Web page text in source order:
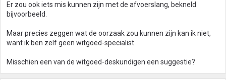
Er zou ook iets mis kunnen zijn met de afvoerslang, bekneld
bijvoorbeeld.
Maar precies zeggen wat de oorzaak zou kunnen zijn kan ik niet,
want ik ben zelf geen witgoed-specialist.
Misschien een van de witgoed-deskundigen een suggestie?